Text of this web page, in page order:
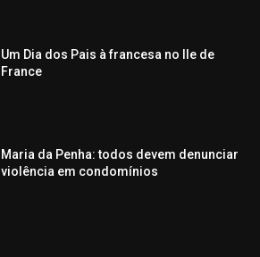
Um Dia dos Pais à francesa no Ile de
France
Maria da Penha: todos devem denunciar
violência em condomínios